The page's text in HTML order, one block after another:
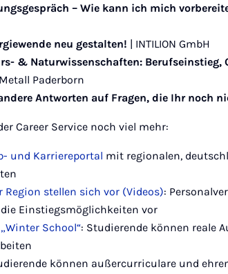
– Wie kann ich mich
neu gestalten! | INTILION GmbH
& Naturwissenschaften: Berufseinstieg,
Paderborn
Antworten auf Fragen, die Ihr noch
Career Service noch viel mehr:
und Karriereportal mit regionalen,
Region stellen sich vor (Videos):
Einstiegsmöglichkeiten vor
School“: Studierende können reale
können außercurriculare und